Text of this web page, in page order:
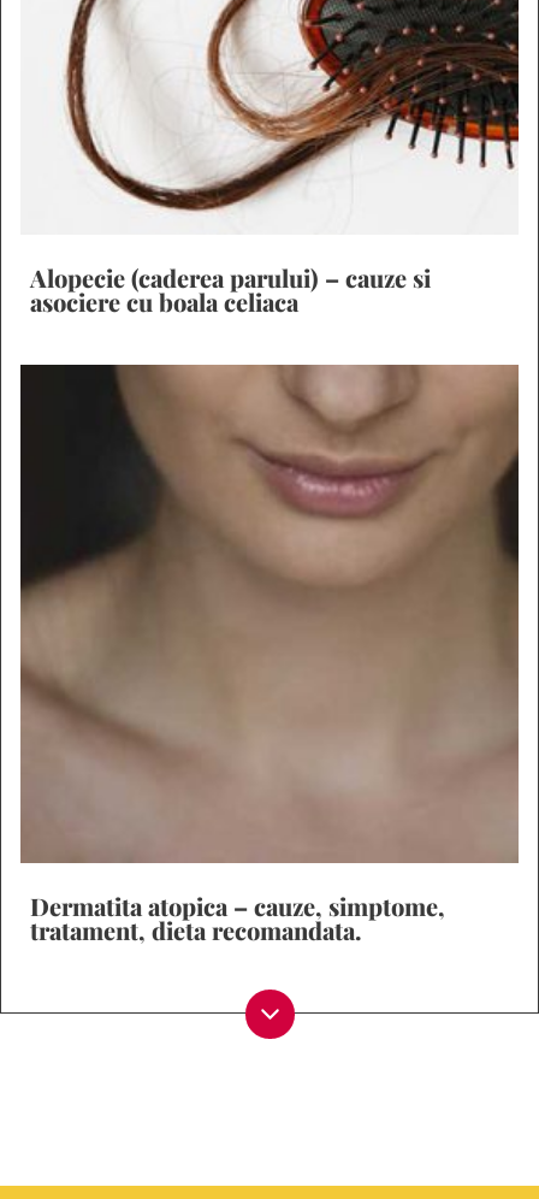
Alopecie (caderea parului) – cauze si
asociere cu boala celiaca
Dermatita atopica – cauze, simptome,
tratament, dieta recomandata.